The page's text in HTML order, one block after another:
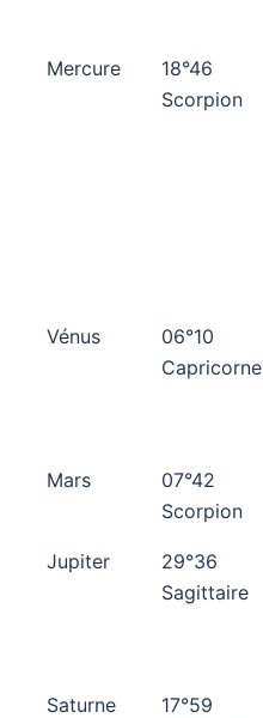
Mercure
18°46
Scorpion
Vénus
06°10
Capricorne
Mars
07°42
Scorpion
Jupiter
29°36
Sagittaire
Saturne
17°59